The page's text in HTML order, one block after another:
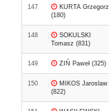
147
KURTA Grzegorz
(180)
148
SOKULSKI
Tomasz (831)
149 ZIŃ Paweł (325)
150
MIKOS Jaroslaw
(822)